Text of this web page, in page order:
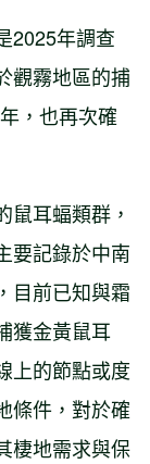
2025年調查
觀霧地區的捕
，也再次確
耳蝠類群，
要記錄於中南
目前已知與霜
獲金黃鼠耳
上的節點或度
條件，對於確
棲地需求與保